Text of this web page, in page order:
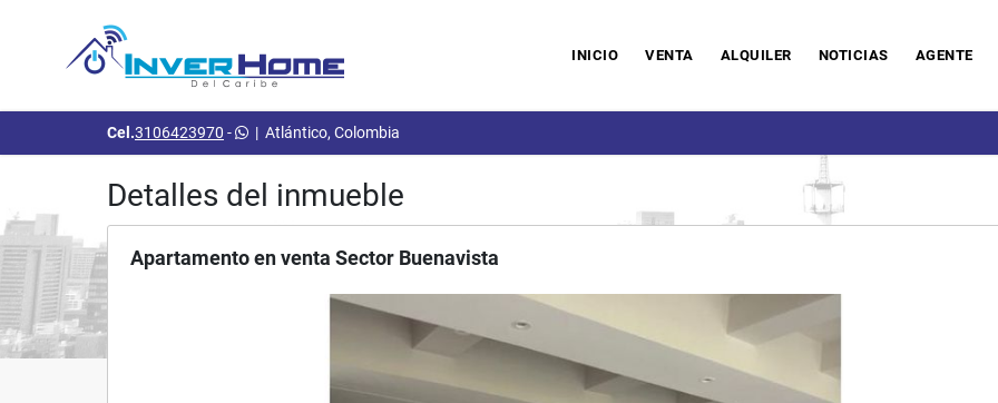
INICIO VENTA ALQUILER NOTICIAS AGENTE
Cel.3106423970 - | Atlántico, Colombia
Detalles del inmueble
Apartamento en venta Sector Buenavista